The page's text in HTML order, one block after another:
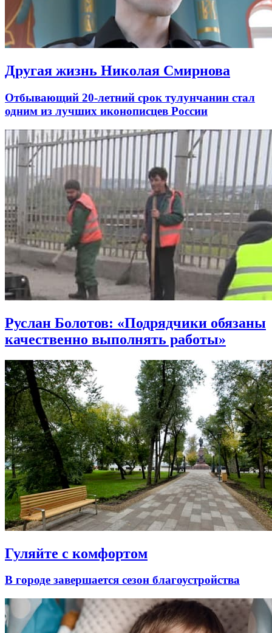
Другая жизнь Николая Смирнова
Отбывающий 20-летний срок тулунчанин стал
одним из лучших иконописцев России
Руслан Болотов: «Подрядчики обязаны
качественно выполнять работы»
Гуляйте с комфортом
В городе завершается сезон благоустройства